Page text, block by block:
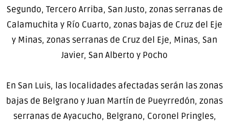
Segundo, Tercero Arriba, San Justo, zonas serranas de
Calamuchita y Río Cuarto, zonas bajas de Cruz del Eje
y Minas, zonas serranas de Cruz del Eje, Minas, San
Javier, San Alberto y Pocho
En San Luis, las localidades afectadas serán las zonas
bajas de Belgrano y Juan Martín de Pueyrredón, zonas
serranas de Ayacucho, Belgrano, Coronel Pringles,